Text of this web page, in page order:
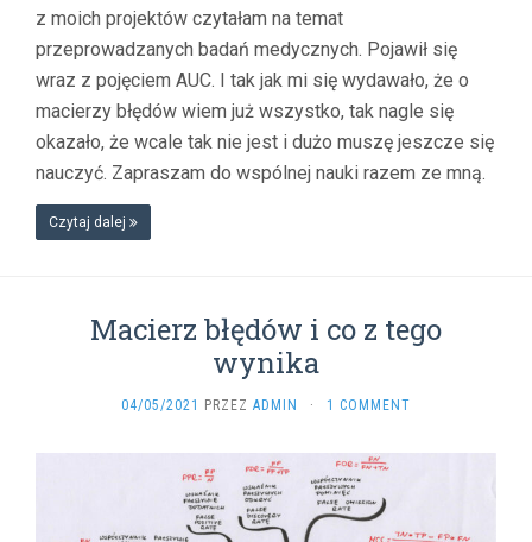
z moich projektów czytałam na temat
przeprowadzanych badań medycznych. Pojawił się
wraz z pojęciem AUC. I tak jak mi się wydawało, że o
macierzy błędów wiem już wszystko, tak nagle się
okazało, że wcale tak nie jest i dużo muszę jeszcze się
nauczyć. Zapraszam do wspólnej nauki razem ze mną.
Czytaj dalej
Macierz błędów i co z tego
wynika
04/05/2021 PRZEZ ADMIN · 1 COMMENT